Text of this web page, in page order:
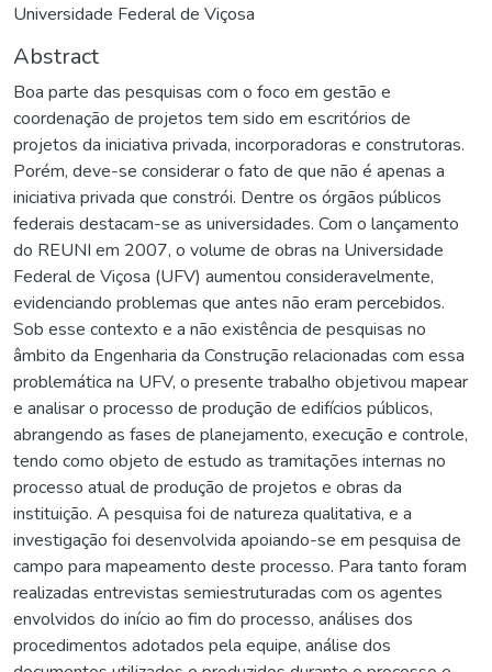
Universidade Federal de Viçosa
Abstract
Boa parte das pesquisas com o foco em gestão e
coordenação de projetos tem sido em escritórios de
projetos da iniciativa privada, incorporadoras e construtoras.
Porém, deve-se considerar o fato de que não é apenas a
iniciativa privada que constrói. Dentre os órgãos públicos
federais destacam-se as universidades. Com o lançamento
do REUNI em 2007, o volume de obras na Universidade
Federal de Viçosa (UFV) aumentou consideravelmente,
evidenciando problemas que antes não eram percebidos.
Sob esse contexto e a não existência de pesquisas no
âmbito da Engenharia da Construção relacionadas com essa
problemática na UFV, o presente trabalho objetivou mapear
e analisar o processo de produção de edifícios públicos,
abrangendo as fases de planejamento, execução e controle,
tendo como objeto de estudo as tramitações internas no
processo atual de produção de projetos e obras da
instituição. A pesquisa foi de natureza qualitativa, e a
investigação foi desenvolvida apoiando-se em pesquisa de
campo para mapeamento deste processo. Para tanto foram
realizadas entrevistas semiestruturadas com os agentes
envolvidos do início ao fim do processo, análises dos
procedimentos adotados pela equipe, análise dos